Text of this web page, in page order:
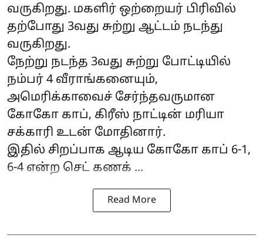
வருகிறது. மகளிர் ஒற்றையர் பிரிவில்
தற்போது 3வது சுற்று ஆட்டம் நடந்து
வருகிறது.
நேற்று நடந்த 3வது சுற்று போட்டியில்
நம்பர் 4 வீராங்கனையும்,
அமெரிக்காவைச் சேர்ந்தவருமான
கோகோ காப், கிரீஸ் நாட்டின் மரியா
சக்காரி உடன் மோதினார்.
இதில் சிறப்பாக ஆடிய கோகோ காப் 6-1,
6-4 என்ற செட் கணக் ...
Read More